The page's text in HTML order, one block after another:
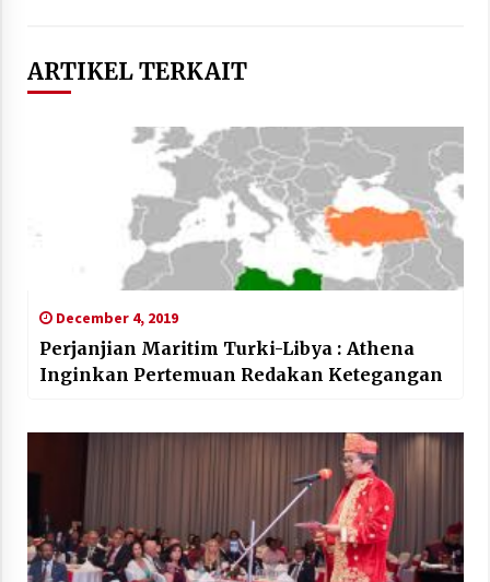
ARTIKEL TERKAIT
December 4, 2019
Perjanjian Maritim Turki-Libya : Athena
Inginkan Pertemuan Redakan Ketegangan